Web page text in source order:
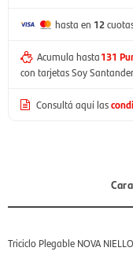
hasta en 12
Acumula hasta131
con tarjetas Soy
Consultá aquí las
Triciclo Plegable NOVA